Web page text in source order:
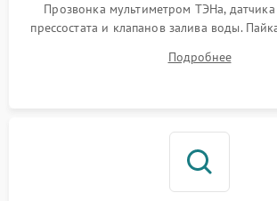
Прозвонка мультиметром ТЭНа,
прессостата и клапанов залива воды.
Восстановление целостности проводки
Подробнее